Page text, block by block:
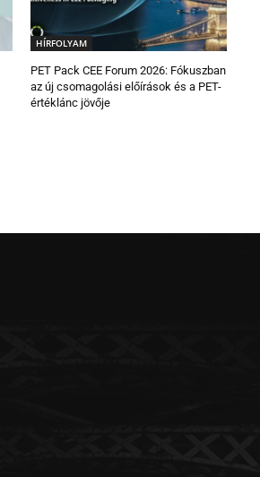
HÍRFOLYAM
PET Pack CEE Forum 2026: Fókuszban
az új csomagolási előírások és a PET-
értéklánc jövője